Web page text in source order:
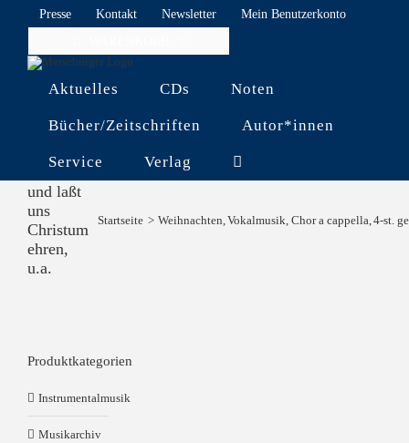
Presse Kontakt Newsletter
Mein Benutzerkonto
Aktuelles CDs Noten
Bücher/Zeitschriften Autor*innen
Service Verlag
Kommt
und laßt
uns
Christum
ehren,
u.a.
Startseite Weihnachten Vokalmusik Chor a cappella 4-st.
Produktkategorien
Instrumentalmusik
Musikarchiv